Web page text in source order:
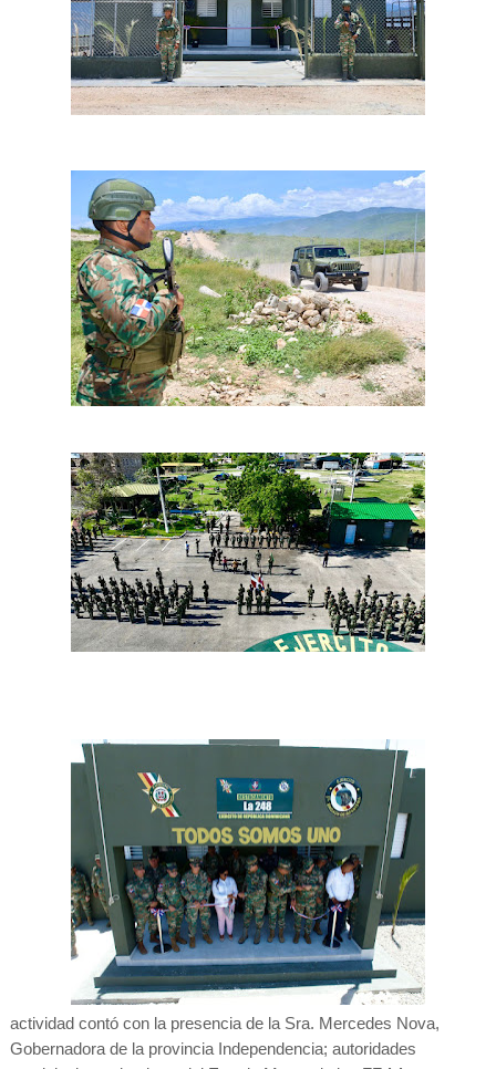
actividad contó con la presencia de la Sra. Mercedes Nova,
Gobernadora de la provincia Independencia; autoridades